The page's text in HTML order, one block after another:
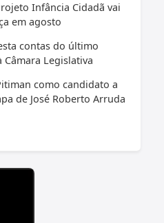
Infância Cidadã vai
em agosto
contas do último
Legislativa
como candidato a
de José Roberto Arruda